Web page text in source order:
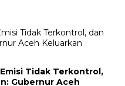
Tidak Terkontrol,
Gubernur Aceh